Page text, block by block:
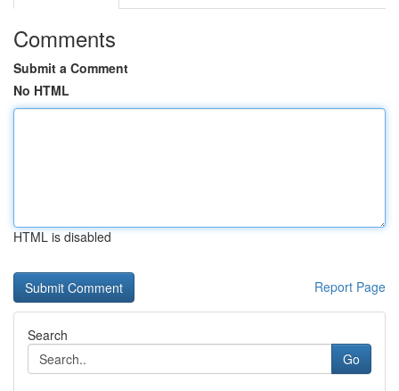
Comments
Submit a Comment
No HTML
HTML is disabled
Report Page
Search
Go